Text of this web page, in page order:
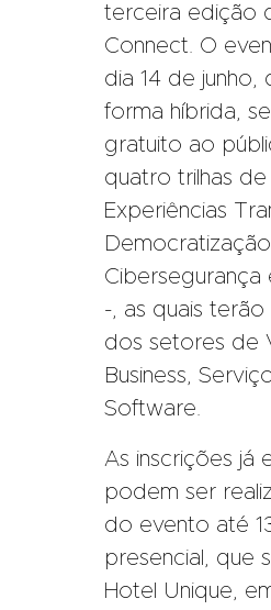
terceira edição
Connect. O
dia 14 de junho,
forma híbrida,
gratuito ao
quatro trilhas
Experiências
Cibersegurança
-, as quais
dos setores de
Business,
Software.
As inscrições já
podem ser
do evento até
presencial, que
Hotel Unique,